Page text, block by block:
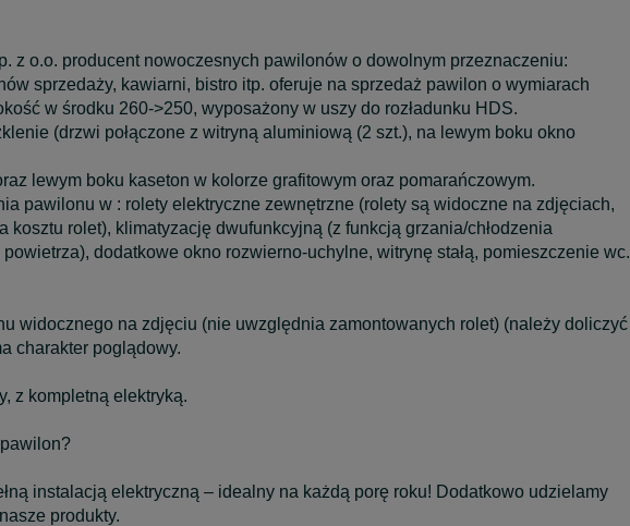
z o.o. producent nowoczesnych pawilonów o dowolnym przeznaczeniu:
sprzedaży, kawiarni, bistro itp. oferuje na sprzedaż pawilon o wymiarach
w środku 260->250, wyposażony w uszy do rozładunku HDS.
(drzwi połączone z witryną aluminiową (2 szt.), na lewym boku okno
lewym boku kaseton w kolorze grafitowym oraz pomarańczowym.
pawilonu w : rolety elektryczne zewnętrzne (rolety są widoczne na zdjęciach,
kosztu rolet), klimatyzację dwufunkcyjną (z funkcją grzania/chłodzenia
dodatkowe okno rozwierno-uchylne, witrynę stałą, pomieszczenie wc.
widocznego na zdjęciu (nie uwzględnia zamontowanych rolet) (należy doliczyć
charakter poglądowy.
z kompletną elektryką.
instalacją elektryczną – idealny na każdą porę roku! Dodatkowo udzielamy
produkty.